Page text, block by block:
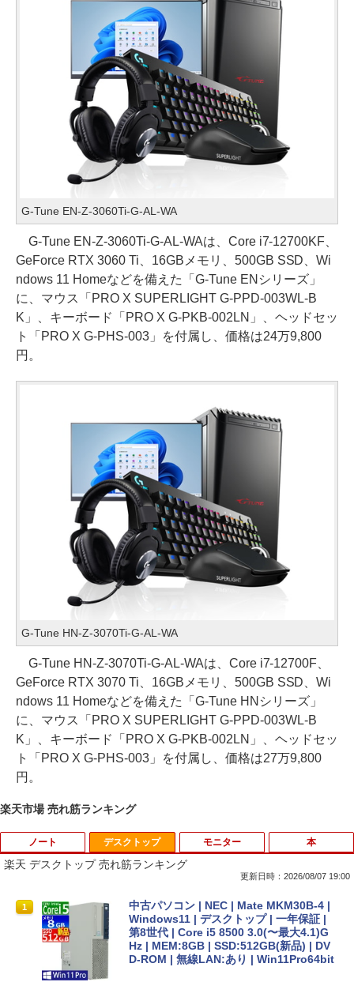
G-Tune EN-Z-3060Ti-G-AL-WA
G-Tune EN-Z-3060Ti-G-AL-WAは、Core i7-12700KF、
GeForce RTX 3060 Ti、16GBメモリ、500GB SSD、Wi
ndows 11 Homeなどを備えた「G-Tune ENシリーズ」
に、マウス「PRO X SUPERLIGHT G-PPD-003WL-B
K」、キーボード「PRO X G-PKB-002LN」、ヘッドセッ
ト「PRO X G-PHS-003」を付属し、価格は24万9,800
円。
G-Tune HN-Z-3070Ti-G-AL-WA
G-Tune HN-Z-3070Ti-G-AL-WAは、Core i7-12700F、
GeForce RTX 3070 Ti、16GBメモリ、500GB SSD、Wi
ndows 11 Homeなどを備えた「G-Tune HNシリーズ」
に、マウス「PRO X SUPERLIGHT G-PPD-003WL-B
K」、キーボード「PRO X G-PKB-002LN」、ヘッドセッ
ト「PRO X G-PHS-003」を付属し、価格は27万9,800
円。
楽天市場 売れ筋ランキング
ノート
1
【即納】中古ノートパソコン windows1
1 office付き 東芝 PB55 Intel 第6世代Co
re i3 初心者向け メモリ4GB SSD128GB
15.6インチHD テンキー付き ノートPC
日本語キーボード コスパ
デスクトップ
楽天 デスクトップ 売れ筋ランキング
更新日時：2026/08/07 19:00
1
中古パソコン | NEC | Mate MKM30B-4 |
Windows11 | デスクトップ | 一年保証 |
第8世代 | Core i5 8500 3.0(〜最大4.1)G
Hz | MEM:8GB | SSD:512GB(新品) | DV
D-ROM | 無線LAN:あり | Win11Pro64bit
モニター 本